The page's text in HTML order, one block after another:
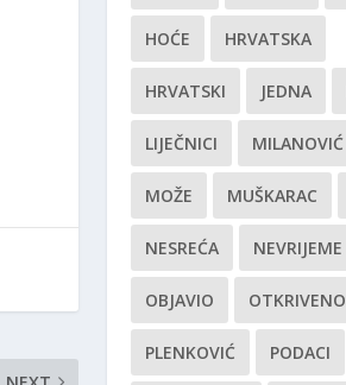
HOĆE HRVATSKA
HRVATSKI JEDNA
LIJEČNICI MILANOVIĆ
MOŽE MUŠKARAC
NESREĆA NEVRIJEME
OBJAVIO OTKRIVENO
PLENKOVIĆ PODACI